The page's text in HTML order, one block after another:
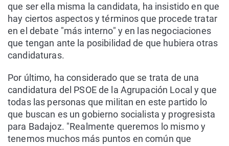
que ser ella misma la candidata, ha insistido en que
hay ciertos aspectos y términos que procede tratar
en el debate "más interno" y en las negociaciones
que tengan ante la posibilidad de que hubiera otras
candidaturas.
Por último, ha considerado que se trata de una
candidatura del PSOE de la Agrupación Local y que
todas las personas que militan en este partido lo
que buscan es un gobierno socialista y progresista
para Badajoz. "Realmente queremos lo mismo y
tenemos muchos más puntos en común que